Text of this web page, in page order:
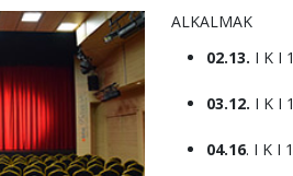
ALKALMAK
02.13. I K I
03.12. I K I
04.16. I K I